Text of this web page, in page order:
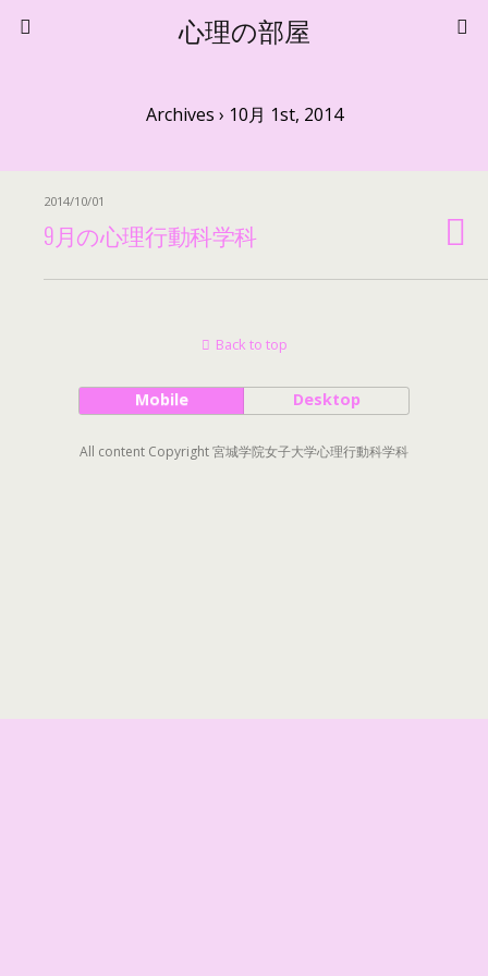
心理の部屋
Archives › 10月 1st, 2014
2014/10/01
9月の心理行動科学科
Back to top
Mobile Desktop
All content Copyright 宮城学院女子大学心理行動科学科